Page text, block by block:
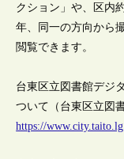
クション」や、区内
年、同一の方向から
閲覧できます。
台東区立図書館デジ
ついて（台東区立図書
https://